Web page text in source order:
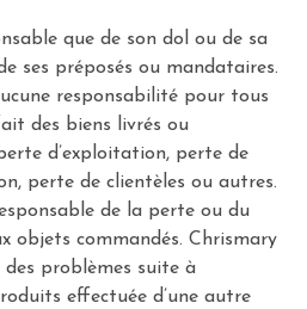
que de son dol ou de sa
ses préposés ou mandataires.
responsabilité pour tous
des biens livrés ou
d’exploitation, perte de
perte de clientèles ou autres.
de la perte ou du
objets commandés. Chrismary
des problèmes suite à
effectuée d’une autre